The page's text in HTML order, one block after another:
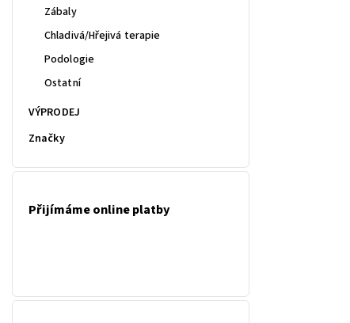
Zábaly
Chladivá/Hřejivá terapie
Podologie
Ostatní
VÝPRODEJ
Značky
Přijímáme online platby